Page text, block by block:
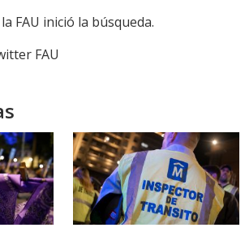
FAU inició la búsqueda.
FAU